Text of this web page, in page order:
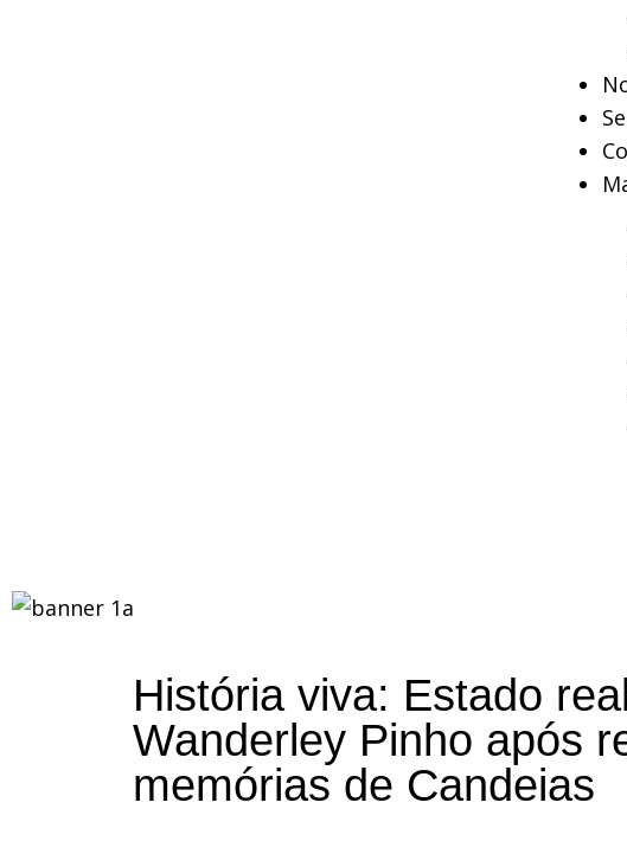
História viva: Estado
Wanderley Pinho após
memórias de Candeias